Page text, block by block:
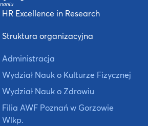
HR Excellence in Research
Struktura organizacyjna
Administracja
Wydział Nauk o Kulturze Fizycznej
Wydział Nauk o Zdrowiu
Filia AWF Poznań w Gorzowie
Wlkp.